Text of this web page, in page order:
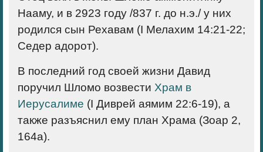
Нааму, и в 2923 году /837 г. до н.э./ у них
родился сын Рехавам (I Мелахим 14:21-22;
Седер адорот).
В последний год своей жизни Давид
поручил Шломо возвести Храм в
Иерусалиме (I Диврей аямим 22:6-19), а
также разъяснил ему план Храма (Зоар 2,
164а).